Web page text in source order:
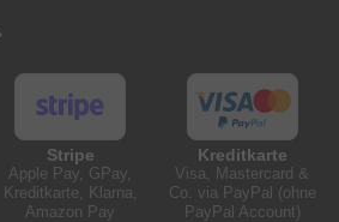
Stripe
Apple Pay, GPay,
Kreditkarte, Klarna,
Amazon Pay
Kreditkarte
Visa, Mastercard &
Co. via PayPal (ohne
PayPal Account)